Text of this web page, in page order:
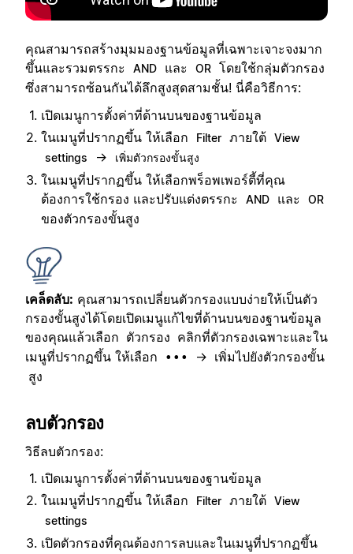
คุณสามารถสร้างมุมมองฐานข้อมูลที่เฉพาะเจาะจงมาก
ขึ้นและรวมตรรกะ
AND และ OR โดยใช้กลุ่มตัวกรอง
ซึ่งสามารถซ้อนกันได้ลึกสูงสุดสามชั้น! นี่คือวิธีการ:
เปิดเมนูการตั้งค่าที่ด้านบนของฐานข้อมูล
ในเมนูที่ปรากฏขึ้น ให้เลือก
Filter ภายใต้ View
settings
→ เพิ่มตัวกรองขั้นสูง
ในเมนูที่ปรากฏขึ้น ให้เลือกพร็อพเพอร์ตี้ที่คุณ
ต้องการใช้กรอง และปรับแต่งตรรกะ
AND และ OR
ของตัวกรองขั้นสูง
เคล็ดลับ: คุณสามารถเปลี่ยนตัวกรองแบบง่ายให้เป็นตัว
กรองขั้นสูงได้โดยเปิดเมนูแก้ไขที่ด้านบนของฐานข้อมูล
ของคุณแล้วเลือก ตัวกรอง คลิกที่ตัวกรองเฉพาะและใน
เมนูที่ปรากฏขึ้น ให้เลือก
••• → เพิ่มไปยังตัวกรองขั้น
สูง
ลบตัวกรอง
วิธีลบตัวกรอง:
เปิดเมนูการตั้งค่าที่ด้านบนของฐานข้อมูล
ในเมนูที่ปรากฏขึ้น ให้เลือก
Filter ภายใต้ View
settings
เปิดตัวกรองที่คุณต้องการลบและในเมนูที่ปรากฏขึ้น